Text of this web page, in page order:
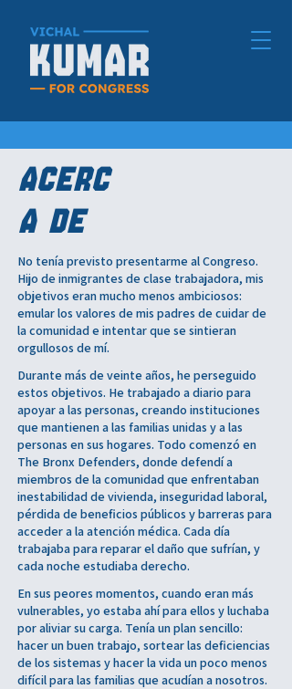
ACERC
A DE
No tenía previsto presentarme al Congreso.
Hijo de inmigrantes de clase trabajadora, mis
objetivos eran mucho menos ambiciosos:
emular los valores de mis padres de cuidar de
la comunidad e intentar que se sintieran
orgullosos de mí.
Durante más de veinte años, he perseguido
estos objetivos. He trabajado a diario para
apoyar a las personas, creando instituciones
que mantienen a las familias unidas y a las
personas en sus hogares. Todo comenzó en
The Bronx Defenders, donde defendí a
miembros de la comunidad que enfrentaban
inestabilidad de vivienda, inseguridad laboral,
pérdida de beneficios públicos y barreras para
acceder a la atención médica. Cada día
trabajaba para reparar el daño que sufrían, y
cada noche estudiaba derecho.
En sus peores momentos, cuando eran más
vulnerables, yo estaba ahí para ellos y luchaba
por aliviar su carga. Tenía un plan sencillo:
hacer un buen trabajo, sortear las deficiencias
de los sistemas y hacer la vida un poco menos
difícil para las familias que acudían a nosotros.